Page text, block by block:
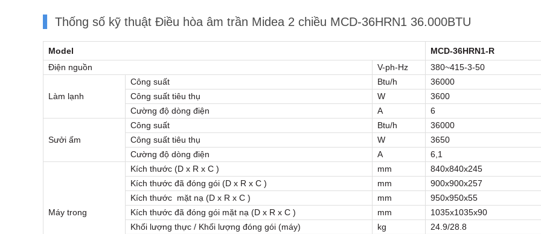
Thống số kỹ thuật Điều hòa âm trần Midea 2 chiều MCD-36HRN1 36.000BTU
Model
MCD-36HRN1-R
Điện nguồn
V-ph-Hz 380~415-3-50
Làm lạnh
Công suất Btu/h
36000
Công suất tiêu thụ
W
3600
Cường độ dòng điện
A 6
Sưởi ấm
Công suất Btu/h
36000
Công suất tiêu thụ
W
3650
Cường độ dòng điện
A 6,1
Máy trong
Kích thước (D x R x C ) mm
840x840x245
Kích thước đã đóng gói (D x R x C )
mm
900x900x257
Kích thước mặt nạ (D x R x C )
mm
950x950x55
Kích thước đã đóng gói mặt nạ (D x R x C )
mm
1035x1035x90
Khối lượng thực / Khối lượng đóng gói (máy)
kg
24.9/28.8